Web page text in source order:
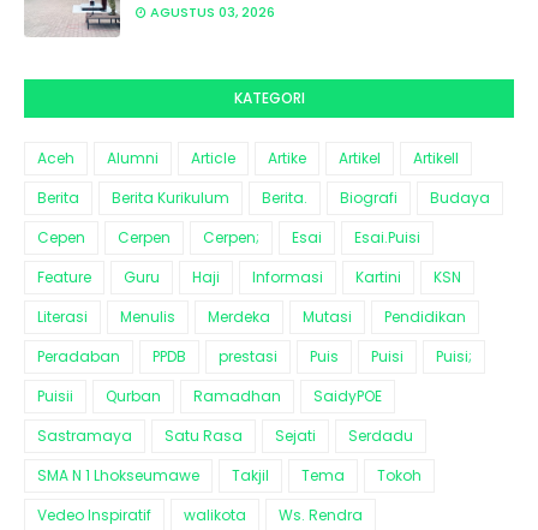
AGUSTUS 03, 2026
KATEGORI
Aceh Alumni Article Artike Artikel
Artikell
Berita
Berita Kurikulum Berita. Biografi
Budaya
Cepen
Cerpen Cerpen; Esai
Esai.Puisi
Feature
Guru Haji Informasi Kartini
KSN
Literasi
Menulis Merdeka Mutasi
Pendidikan
Peradaban
PPDB prestasi Puis Puisi
Puisi;
Puisii
Qurban Ramadhan
SaidyPOE
Sastramaya
Satu Rasa Sejati
Serdadu
SMA N 1 Lhokseumawe
Takjil Tema
Tokoh
Vedeo Inspiratif
walikota Ws. Rendra